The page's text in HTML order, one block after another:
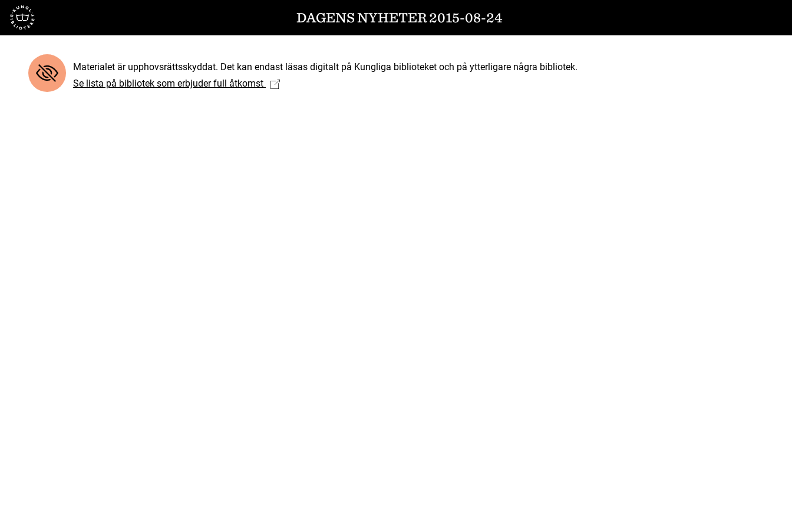
Till startsidan DAGENS NYHETER 2015-08-24
Materialet är upphovsrättsskyddat. Det kan endast läsas digitalt på Kungliga biblioteket och på ytterligare några bibliotek.
Se lista på bibliotek som erbjuder full åtkomst